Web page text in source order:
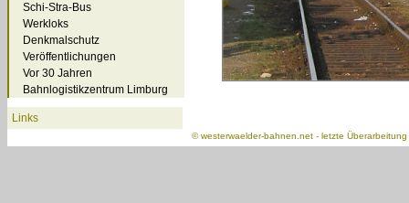
Schi-Stra-Bus
Werkloks
Denkmalschutz
Veröffentlichungen
Vor 30 Jahren
Bahnlogistikzentrum Limburg
Links
©westerwaelder-bahnen.net - letzte